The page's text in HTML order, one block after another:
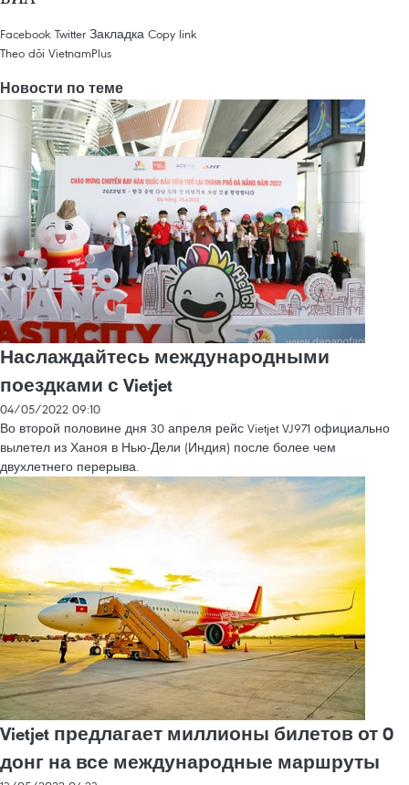
Facebook Twitter Закладка Copy link
Theo dõi VietnamPlus
Новости по теме
Наслаждайтесь международными
поездками с Vietjet
04/05/2022 09:10
Во второй половине дня 30 апреля рейс Vietjet VJ971 официально
вылетел из Ханоя в Нью-Дели (Индия) после более чем
двухлетнего перерыва.
Vietjet предлагает миллионы билетов от 0
донг на все международные маршруты